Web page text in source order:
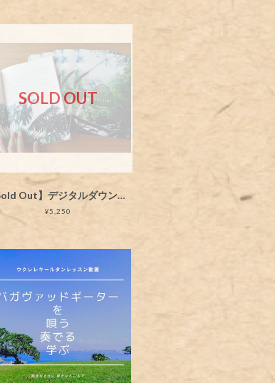
SOLD OUT
【Sold Out】デジタルダウンロード+ソングブックKairava Kirtan 3rd Album「唄と祈りと旅の在る暮らし」
¥5,250